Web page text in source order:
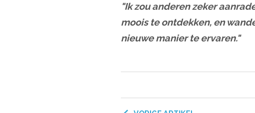
"Ik zou anderen zeker
moois te ontdekken, en
nieuwe manier te ervaren."